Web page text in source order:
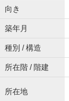
向き
築年月
種別 / 構造
所在階 / 階建
所在地